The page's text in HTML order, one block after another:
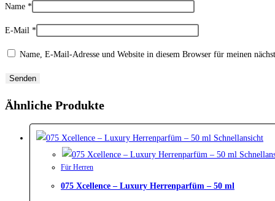
Name *
E-Mail *
Name, E-Mail-Adresse und Website in diesem Browser für meinen
Ähnliche Produkte
Schnellansicht
Für Herren
075 Xcellence – Luxury Herrenparfüm – 50 ml